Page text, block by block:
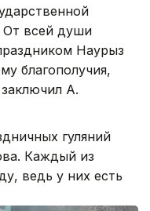
От всей души
Наурыз
благополучия,
А.
гуляний
Каждый из
ведь у них есть